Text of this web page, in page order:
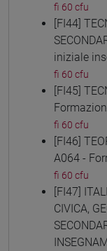
fi 60 cfu
[FI44]
iniziale
fi 60 cfu
[FI45]
fi 60 cfu
[FI46]
A064 -
fi 60 cfu
[FI47]
CIVICA,